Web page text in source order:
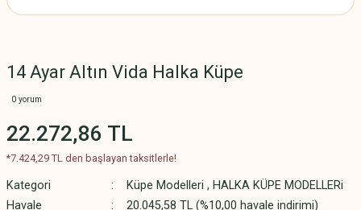
14 Ayar Altın Vida Halka Küpe
0 yorum
22.272,86 TL
*7.424,29 TL den başlayan taksitlerle!
Kategori Küpe Modelleri , HALKA KÜPE MODELLERi
Havale
20.045,58 TL (%10,00 havale indirimi)